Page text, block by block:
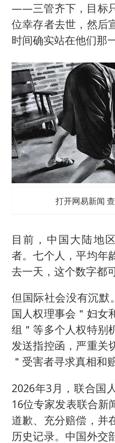
——三管齐下，目标
位幸存者去世，然后
时间确实站在他们那一
打开网易新闻
目前，中国大陆地
者。七个人，平均年
去一天，这个数字都
但国际社会没有沉默
国人权理事会＂妇女
组＂等多个人权特别
发送指控函，严重关
＂受害者寻求真相和
2026年3月，联合国
16位专家发表联合新
道歉、充分赔偿，并
历史记录。中国外交